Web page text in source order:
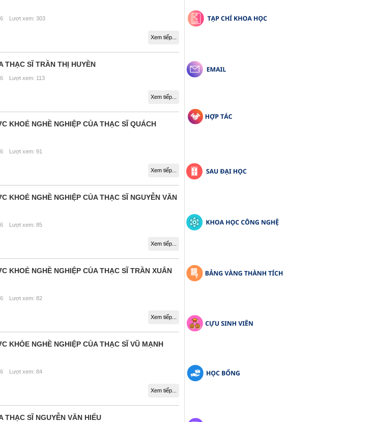
Lượt xem: 303
Xem tiếp...
THẠC SĨ TRẦN THỊ HUYỀN
Lượt xem: 113
Xem tiếp...
KHOẺ NGHỀ NGHIỆP CỦA THẠC SĨ QUÁCH
Lượt xem: 91
Xem tiếp...
KHOẺ NGHỀ NGHIỆP CỦA THẠC SĨ NGUYỄN VĂN
Lượt xem: 85
Xem tiếp...
KHOẺ NGHỀ NGHIỆP CỦA THẠC SĨ TRẦN XUÂN
Lượt xem: 82
Xem tiếp...
KHỎE NGHỀ NGHIỆP CỦA THẠC SĨ VŨ MẠNH
Lượt xem: 84
Xem tiếp...
THẠC SĨ NGUYỄN VĂN HIẾU